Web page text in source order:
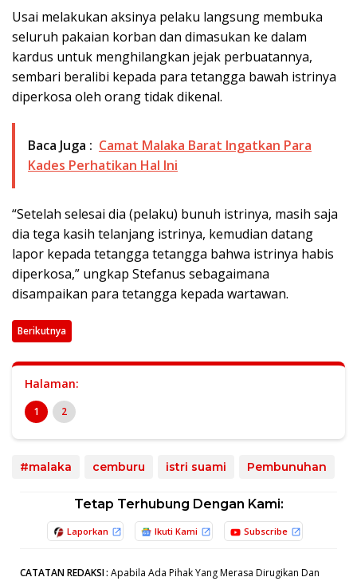
Usai melakukan aksinya pelaku langsung membuka
seluruh pakaian korban dan dimasukan ke dalam
kardus untuk menghilangkan jejak perbuatannya,
sembari beralibi kepada para tetangga bawah istrinya
diperkosa oleh orang tidak dikenal.
Baca Juga : Camat Malaka Barat Ingatkan Para
Kades Perhatikan Hal Ini
“Setelah selesai dia (pelaku) bunuh istrinya, masih saja
dia tega kasih telanjang istrinya, kemudian datang
lapor kepada tetangga tetangga bahwa istrinya habis
diperkosa,” ungkap Stefanus sebagaimana
disampaikan para tetangga kepada wartawan.
Berikutnya
Halaman:
1 2
#malaka cemburu istri suami Pembunuhan
Tetap Terhubung Dengan Kami:
Laporkan Ikuti Kami Subscribe
CATATAN REDAKSI: Apabila Ada Pihak Yang Merasa Dirugikan Dan